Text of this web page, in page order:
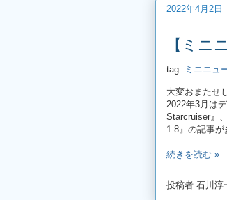
2022年4月2日
【ミニ
tag: ミニニュ
大変おまたせ
2022年3月は
Starcruiser』
1.8』の記事が
続きを読む »
投稿者 石川淳